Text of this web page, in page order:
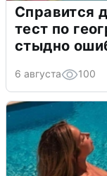
Справится
тест по
стыдно
6 августа 100